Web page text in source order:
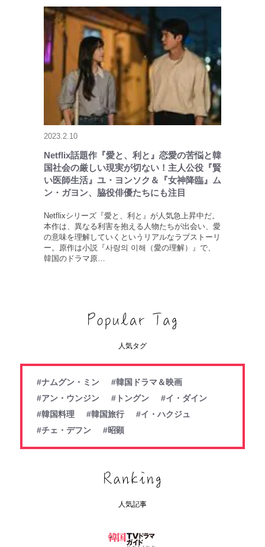
2023.2.10
Netflix話題作『愛と、利と』恋愛の苦悩と韓
国社会の厳しい現実が切ない！主人公役『賢
い医師生活』ユ・ヨンソク＆『女神降臨』ム
ン・ガヨン、脇役俳優たちにも注目
Netflixシリーズ『愛と、利と』が人気急上昇中だ。
本作は、異なる利害を抱える人物たちが出会い、愛
の意味を理解していくというリアルなラブストーリ
ー。原作は小説『사랑의 이해（愛の理解）』で、
韓国のドラマ原…
人気タグ
#ナムグン・ミン
#韓国ドラマ＆映画
#アン・ウンジン
#トングン
#イ・ダイン
#韓国料理
#韓国旅行
#イ・ハクジュ
#チェ・デフン
#昭顕
人気記事